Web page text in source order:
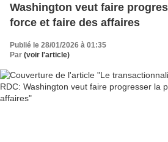
Washington veut faire
force et faire des affaires
Publié le 28/01/2026 à 01:35
Par (voir l'article)